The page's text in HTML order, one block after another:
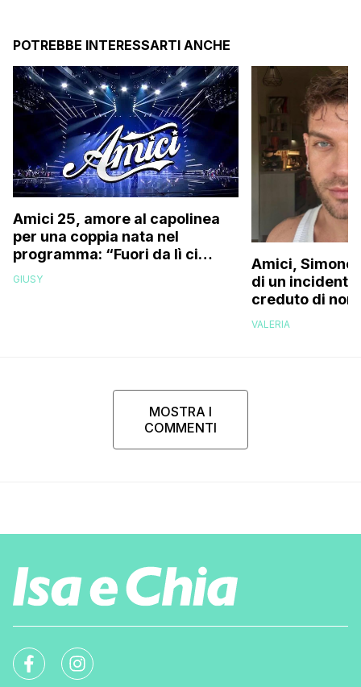
POTREBBE INTERESSARTI ANCHE
Amici 25, amore al capolinea
per una coppia nata nel
programma: “Fuori da lì ci
siamo resi conto che…”
GIUSY
Amici, Simone
di un incidente
creduto di
più la mia
VALERIA
MOSTRA I
COMMENTI